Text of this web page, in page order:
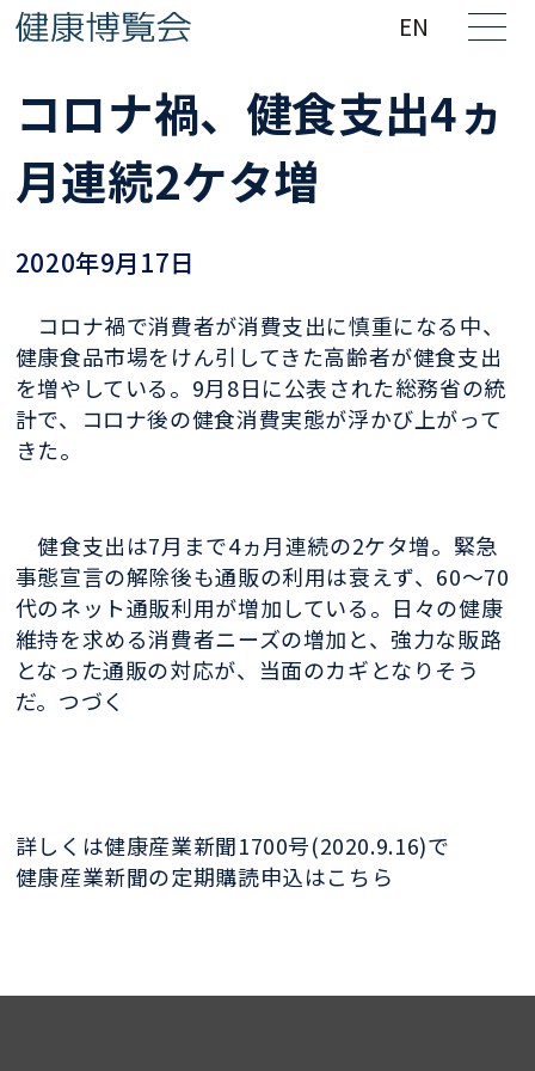
EN
コロナ禍、健食支出4ヵ
月連続2ケタ増
2020年9月17日
コロナ禍で消費者が消費支出に慎重になる中、
健康食品市場をけん引してきた高齢者が健食支出
を増やしている。9月8日に公表された総務省の統
計で、コロナ後の健食消費実態が浮かび上がって
きた。
健食支出は7月まで4ヵ月連続の2ケタ増。緊急
事態宣言の解除後も通販の利用は衰えず、60～70
代のネット通販利用が増加している。日々の健康
維持を求める消費者ニーズの増加と、強力な販路
となった通販の対応が、当面のカギとなりそう
だ。つづく
詳しくは健康産業新聞1700号(2020.9.16)で
健康産業新聞の定期購読申込はこちら